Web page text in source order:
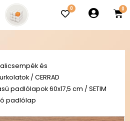
0
és
/ CERRAD
padlólapok 60x17,5 cm / SETIM
padlólap